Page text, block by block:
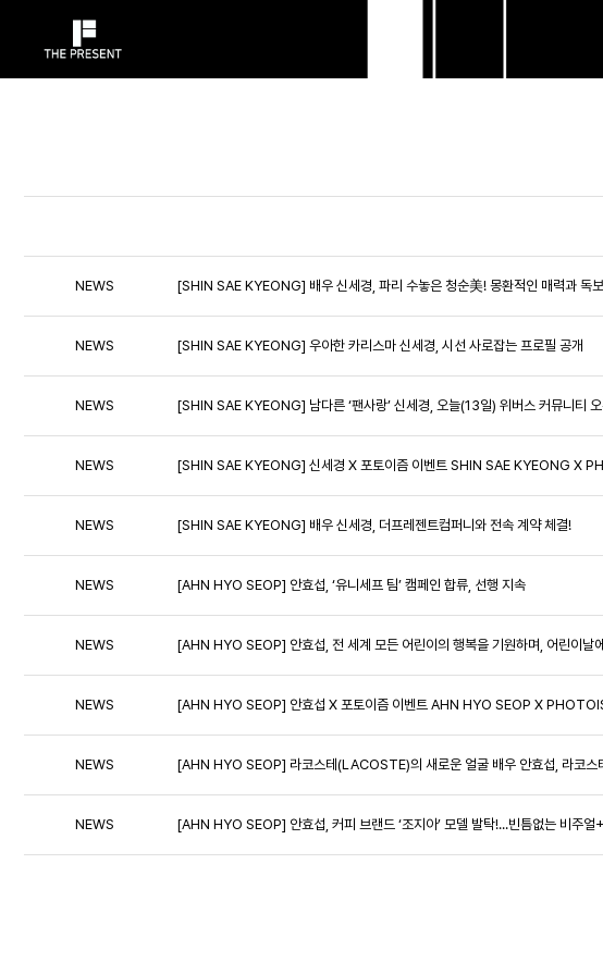
NEWS [SHIN SAE KYEONG] 배우 신세경, 파리 수놓은 청순美! 몽환적인 매력과 독
NEWS [SHIN SAE KYEONG] 우아한 카리스마 신세경, 시선 사로잡는 프로필 공개
NEWS [SHIN SAE KYEONG] 남다른 ‘팬사랑’ 신세경, 오늘(13일) 위버스 커뮤니티
NEWS [SHIN SAE KYEONG] 신세경 X 포토이즘 이벤트 SHIN SAE KYEONG X
NEWS [SHIN SAE KYEONG] 배우 신세경, 더프레젠트컴퍼니와 전속 계약 체결!
NEWS [AHN HYO SEOP] 안효섭, ‘유니세프 팀’ 캠페인 합류, 선행 지속
NEWS [AHN HYO SEOP] 안효섭, 전 세계 모든 어린이의 행복을 기원하며, 어린이날
NEWS [AHN HYO SEOP] 안효섭 X 포토이즘 이벤트 AHN HYO SEOP X
NEWS [AHN HYO SEOP] 라코스테(LACOSTE)의 새로운 얼굴 배우 안효섭, 라코스
NEWS [AHN HYO SEOP] 안효섭, 커피 브랜드 ‘조지아’ 모델 발탁!...빈틈없는 비주